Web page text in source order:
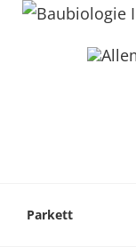
Parkett